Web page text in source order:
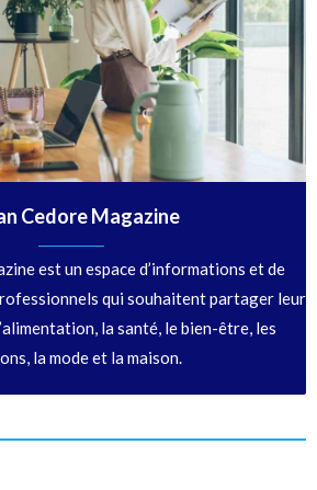
Cedore Magazine
est un espace d’informations et de
qui souhaitent partager leur
la santé, le bien-être, les
la mode et la maison.